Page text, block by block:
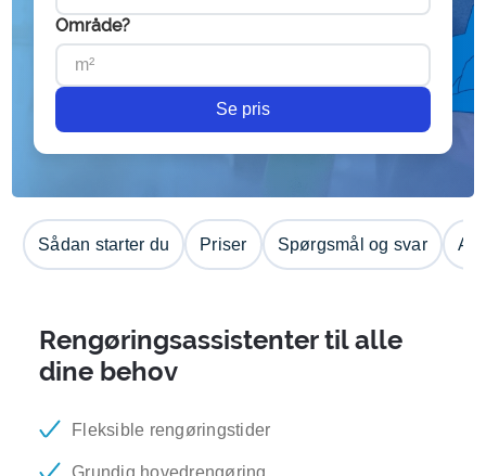
Område?
Se pris
Sådan starter du Priser Spørgsmål og svar
Rengøringsassistenter til alle
dine behov
Fleksible rengøringstider
Grundig hovedrengøring